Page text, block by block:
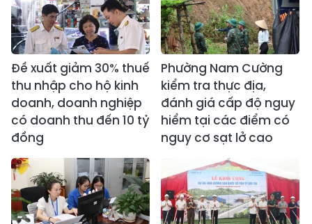
Đề xuất giảm 30% thuế
thu nhập cho hộ kinh
doanh, doanh nghiệp
có doanh thu đến 10 tỷ
đồng
Phường Nam Cường
kiểm tra thực địa,
đánh giá cấp độ nguy
hiểm tại các điểm có
nguy cơ sạt lở cao